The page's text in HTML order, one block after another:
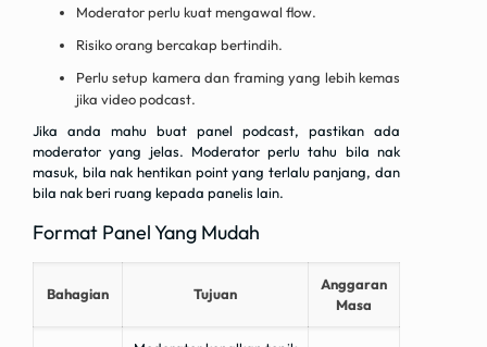
Moderator perlu kuat mengawal flow.
Risiko orang bercakap bertindih.
Perlu setup kamera dan framing yang lebih kemas
jika video podcast.
Jika anda mahu buat panel podcast, pastikan ada
moderator yang jelas. Moderator perlu tahu bila nak
masuk, bila nak hentikan point yang terlalu panjang, dan
bila nak beri ruang kepada panelis lain.
Format Panel Yang Mudah
Bahagian Tujuan
Anggaran
Masa